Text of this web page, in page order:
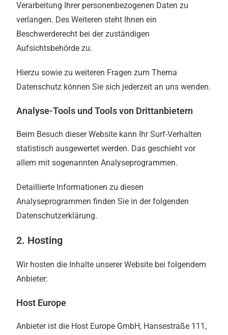
Verarbeitung Ihrer personenbezogenen Daten zu
verlangen. Des Weiteren steht Ihnen ein
Beschwerderecht bei der zuständigen
Aufsichtsbehörde zu.
Hierzu sowie zu weiteren Fragen zum Thema
Datenschutz können Sie sich jederzeit an uns wenden.
Analyse-Tools und Tools von Dritt­anbietern
Beim Besuch dieser Website kann Ihr Surf-Verhalten
statistisch ausgewertet werden. Das geschieht vor
allem mit sogenannten Analyseprogrammen.
Detaillierte Informationen zu diesen
Analyseprogrammen finden Sie in der folgenden
Datenschutzerklärung.
2. Hosting
Wir hosten die Inhalte unserer Website bei folgendem
Anbieter:
Host Europe
Anbieter ist die Host Europe GmbH, Hansestraße 111,